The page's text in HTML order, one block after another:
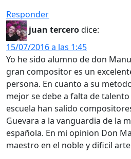
Responder
juan tercerodice:
15/07/2016 a las 1:45
Yo he sido alumno de don
gran compositor es un
persona. En cuanto a su
mejor se debe a falta de
escuela han salido
Guevara a la vanguardia de la
española. En mi opinion Don
maestro en el noble y dificil